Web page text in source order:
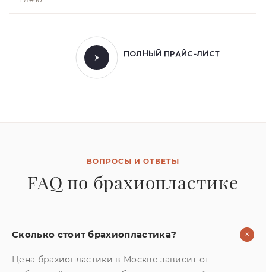
ПОЛНЫЙ ПРАЙС-ЛИСТ
ВОПРОСЫ И ОТВЕТЫ
FAQ по брахиопластике
Сколько стоит брахиопластика? +
Цена брахиопластики в Москве зависит от